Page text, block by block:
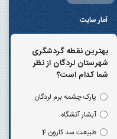
آمار سایت
بهترین نقطه گردشگری
شهرستان لردگان از نظر
شما کدام است؟
پارک چشمه برم لردگان
آبشار آتشگاه
طبیعت سد کارون 4